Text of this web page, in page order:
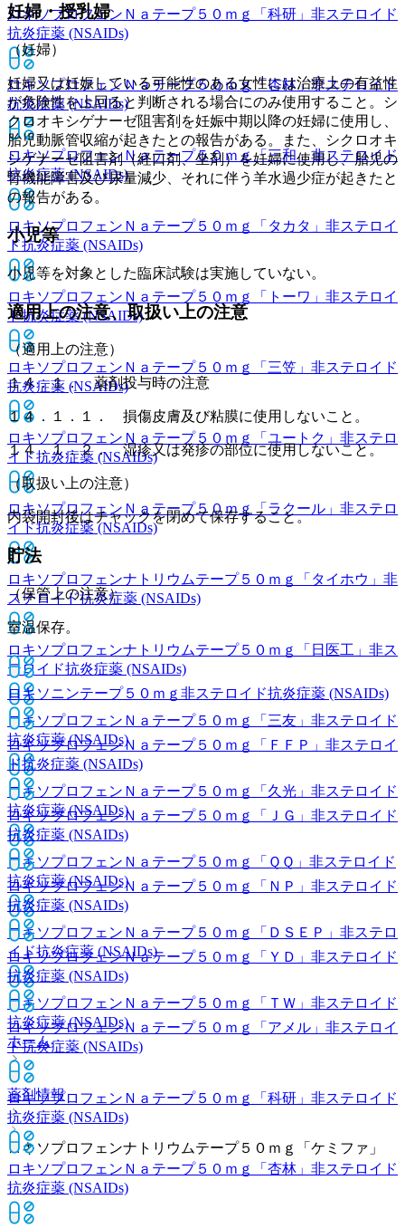
ロキソプロフェンＮａテープ５０ｍｇ「科研」 非ステロイド
抗炎症薬 (NSAIDs)
ロキソプロフェンＮａテープ５０ｍｇ「杏林」非ステロイド
抗炎症薬 (NSAIDs)
ロキソプロフェンＮａテープ５０ｍｇ「三和」非ステロイド
抗炎症薬 (NSAIDs)
ロキソプロフェンＮａテープ５０ｍｇ「タカタ」 非ステロイ
ド抗炎症薬 (NSAIDs)
ロキソプロフェンＮａテープ５０ｍｇ「トーワ」 非ステロイ
ド抗炎症薬 (NSAIDs)
ロキソプロフェンＮａテープ５０ｍｇ「三笠」 非ステロイド
抗炎症薬 (NSAIDs)
ロキソプロフェンＮａテープ５０ｍｇ「ユートク」 非ステロ
イド抗炎症薬 (NSAIDs)
ロキソプロフェンＮａテープ５０ｍｇ「ラクール」 非ステロ
イド抗炎症薬 (NSAIDs)
ロキソプロフェンナトリウムテープ５０ｍｇ「タイホウ」 非
ステロイド抗炎症薬 (NSAIDs)
ロキソプロフェンナトリウムテープ５０ｍｇ「日医工」 非ス
テロイド抗炎症薬 (NSAIDs)
ロキソプロフェンＮａテープ５０ｍｇ「三友」 非ステロイド
抗炎症薬 (NSAIDs)
ロキソプロフェンＮａテープ５０ｍｇ「久光」 非ステロイド
抗炎症薬 (NSAIDs)
ロキソプロフェンＮａテープ５０ｍｇ「ＱＱ」 非ステロイド
抗炎症薬 (NSAIDs)
ロキソプロフェンＮａテープ５０ｍｇ「ＤＳＥＰ」 非ステロ
イド抗炎症薬 (NSAIDs)
ロキソプロフェンＮａテープ５０ｍｇ「ＴＷ」 非ステロイド
抗炎症薬 (NSAIDs)
ホーム
薬剤情報
ロキソプロフェンナトリウムテープ５０ｍｇ「ケミファ」
妊婦・授乳婦
（妊婦）
妊婦又は妊娠している可能性のある女性には治療上の有益性
が危険性を上回ると判断される場合にのみ使用すること。シ
クロオキシゲナーゼ阻害剤を妊娠中期以降の妊婦に使用し、
胎児動脈管収縮が起きたとの報告がある。また、シクロオキ
シゲナーゼ阻害剤（経口剤、坐剤）を妊婦に使用し、胎児の
腎機能障害及び尿量減少、それに伴う羊水過少症が起きたと
の報告がある。
小児等
小児等を対象とした臨床試験は実施していない。
適用上の注意、取扱い上の注意
（適用上の注意）
１４．１． 薬剤投与時の注意
１４．１．１． 損傷皮膚及び粘膜に使用しないこと。
１４．１．２． 湿疹又は発疹の部位に使用しないこと。
（取扱い上の注意）
内袋開封後はチャックを閉めて保存すること。
貯法
（保管上の注意）
室温保存。
ロキソニンテープ５０ｍｇ 非ステロイド抗炎症薬 (NSAIDs)
ロキソプロフェンＮａテープ５０ｍｇ「ＦＦＰ」 非ステロイ
ド抗炎症薬 (NSAIDs)
ロキソプロフェンＮａテープ５０ｍｇ「ＪＧ」 非ステロイド
抗炎症薬 (NSAIDs)
ロキソプロフェンＮａテープ５０ｍｇ「ＮＰ」 非ステロイド
抗炎症薬 (NSAIDs)
ロキソプロフェンＮａテープ５０ｍｇ「ＹＤ」 非ステロイド
抗炎症薬 (NSAIDs)
ロキソプロフェンＮａテープ５０ｍｇ「アメル」 非ステロイ
ド抗炎症薬 (NSAIDs)
ロキソプロフェンＮａテープ５０ｍｇ「科研」 非ステロイド
抗炎症薬 (NSAIDs)
ロキソプロフェンＮａテープ５０ｍｇ「杏林」 非ステロイド
抗炎症薬 (NSAIDs)